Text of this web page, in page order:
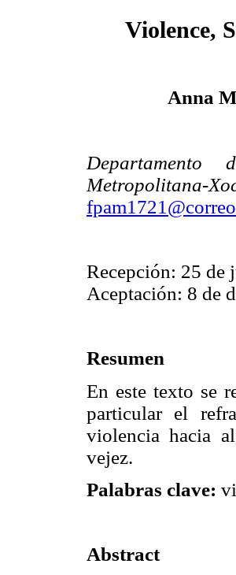
Violence,
Anna
Recepción: 25 de
Aceptación: 8 de
Resumen
En este texto se
particular el
violencia hacia
vejez.
Palabras clave:
Abstract